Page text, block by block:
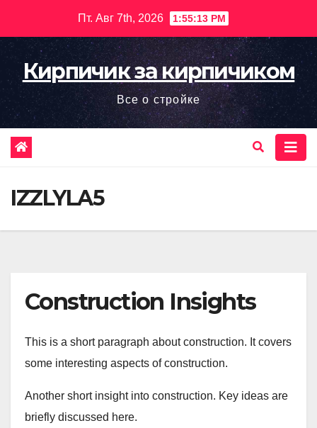
содержимому
Пт. Авг 7th, 2026 1:55:14 PM
Кирпичик за кирпичиком
Все о стройке
IZZLYLA5
Construction Insights
This is a short paragraph about construction. It covers
some interesting aspects of construction.
Another short insight into construction. Key ideas are
briefly discussed here.